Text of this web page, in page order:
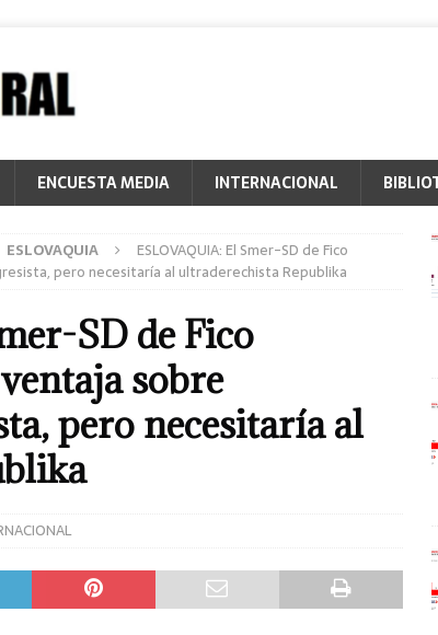
ENCUESTA MEDIA INTERNACIONAL
ESLOVAQUIA
ESLOVAQUIA: El Smer-SD de Fico
pero necesitaría al ultraderechista Republika
SD de Fico
sobre
pero necesitaría al